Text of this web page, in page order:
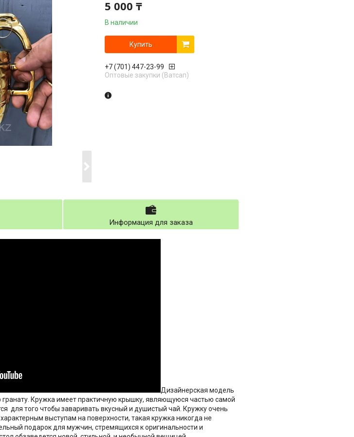
5 000 ₸
В наличии
Купить
+7 (701) 447-23-99
Оптовые закупки (Ватсап)
Информация для заказа
Дизайнерская модель
гранату. Кружка имеет практичную крышку, являющуюся частью самой
для того чтобы заваривать вкусный и душистый чай. Кружку очень
выступам на поверхности, такая кружка никогда не
подарок для мужчин, стремящихся к оригинальности и